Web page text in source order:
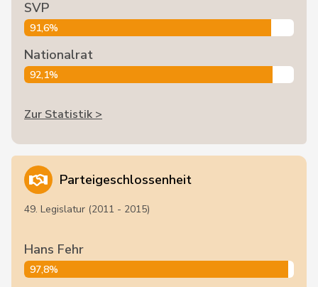
SVP
91,6%
Nationalrat
92,1%
Zur Statistik >
Parteigeschlossenheit
49. Legislatur (2011 - 2015)
Hans Fehr
97,8%